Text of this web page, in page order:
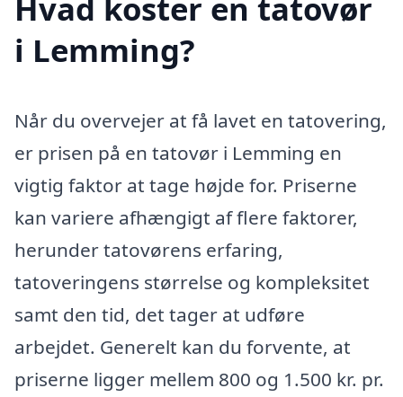
i Lemming?
Når du overvejer at få lavet en tatovering,
er prisen på en tatovør i Lemming en
vigtig faktor at tage højde for. Priserne
kan variere afhængigt af flere faktorer,
herunder tatovørens erfaring,
tatoveringens størrelse og kompleksitet
samt den tid, det tager at udføre
arbejdet. Generelt kan du forvente, at
priserne ligger mellem 800 og 1.500 kr. pr.